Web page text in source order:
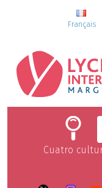
Français
Cuatro